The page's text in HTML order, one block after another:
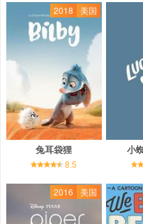
2018 美国
兔耳袋狸
8.5
小
2016 美国